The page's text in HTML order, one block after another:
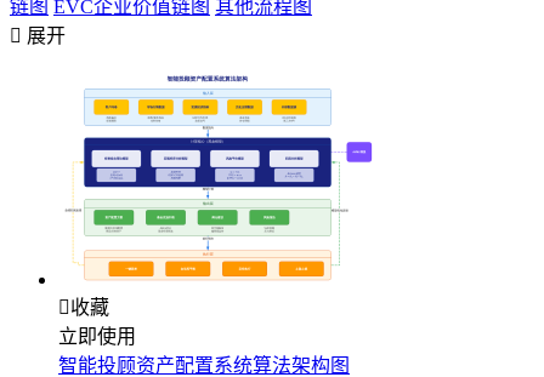
链图 EVC企业价值链图 其他流程图
 展开
收藏
立即使用
智能投顾资产配置系统算法架构图